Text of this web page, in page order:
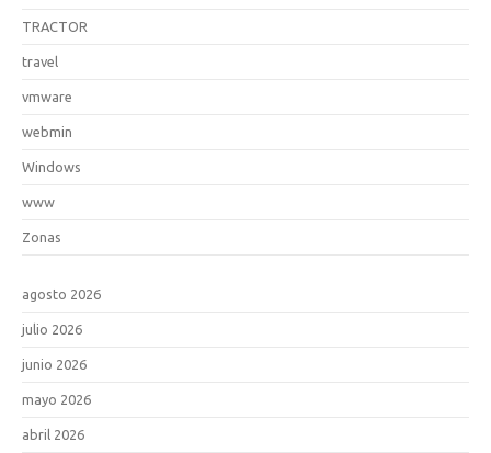
TRACTOR
travel
vmware
webmin
Windows
www
Zonas
agosto 2026
julio 2026
junio 2026
mayo 2026
abril 2026